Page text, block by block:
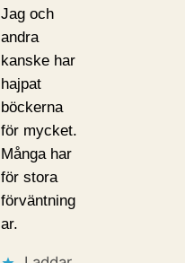
Jag och
andra
kanske har
hajpat
böckerna
för mycket.
Många har
för stora
förväntning
ar.